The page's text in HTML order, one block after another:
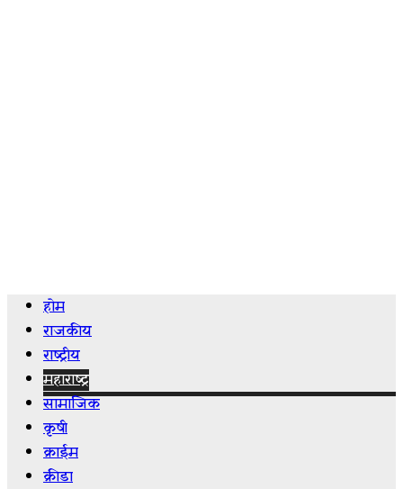
होम
राजकीय
राष्ट्रीय
महाराष्ट्र
सामाजिक
कृषी
क्राईम
क्रीडा